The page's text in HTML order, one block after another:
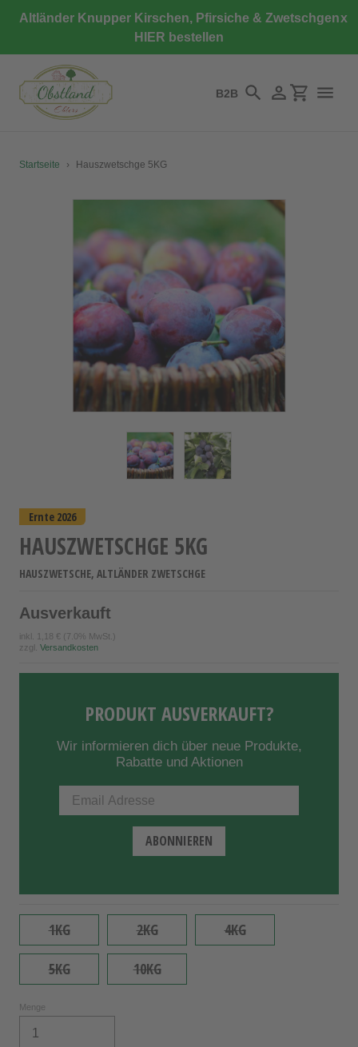
zumAltländer Knupper Kirschen, Pfirsiche & Zwetschgen
HIER bestellen
x
B2B SuchenEinloggen
Startseite › Hauszwetschge 5KG
Ernte 2026
HAUSZWETSCHGE 5KG
HAUSZWETSCHE, ALTLÄNDER ZWETSCHGE
Ausverkauft
inkl. 1,18 € (7.0% MwSt.)
zzgl. Versandkosten
PRODUKT AUSVERKAUFT?
Wir informieren dich über neue Produkte,
Rabatte und Aktionen
1KG 2KG 4KG
5KG 10KG
Menge